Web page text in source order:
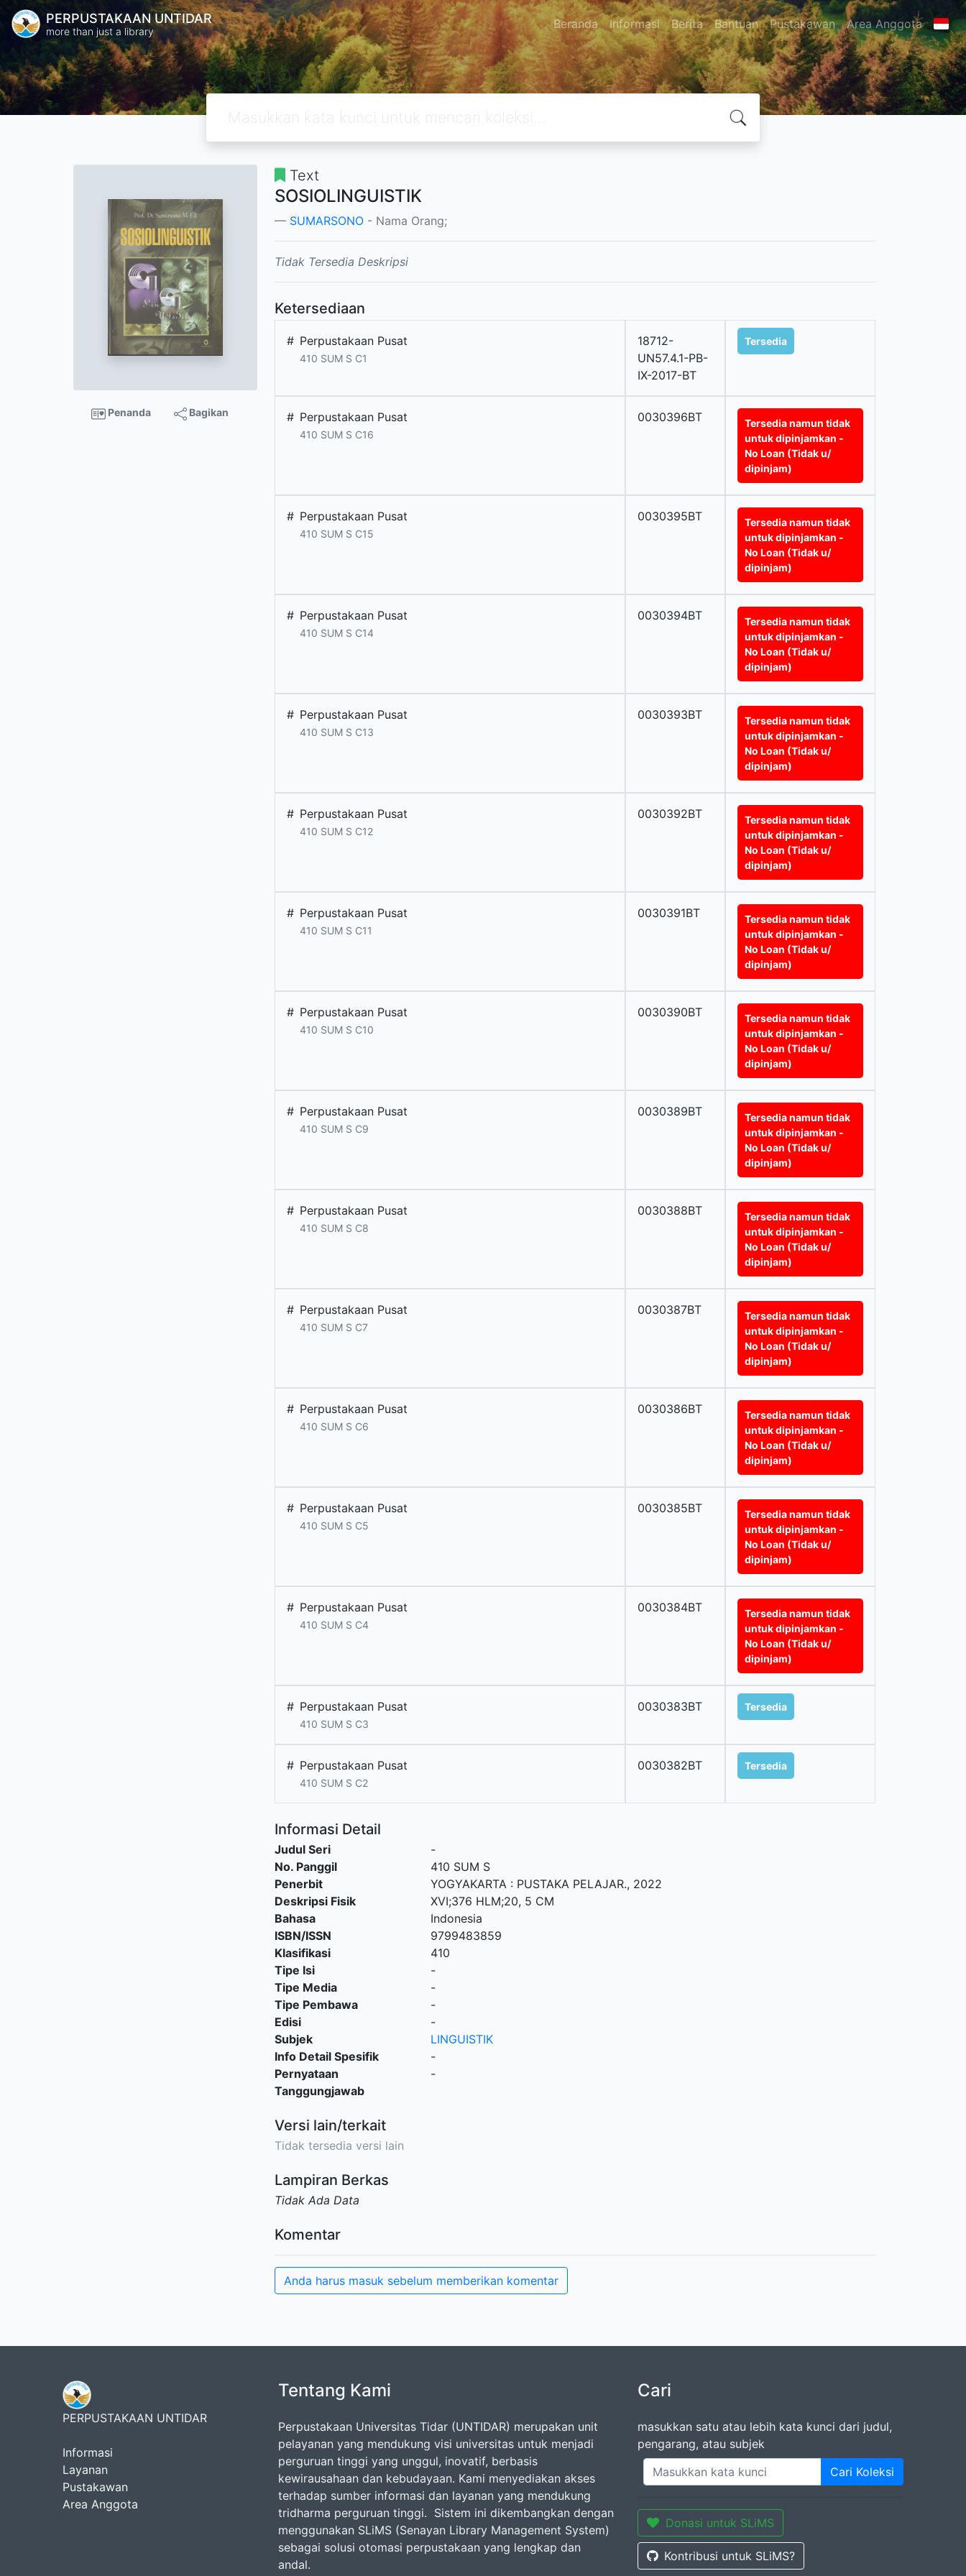
PERPUSTAKAAN UNTIDAR
more than just a library Beranda Informasi Berita Bantuan Pustakawan Area Anggota
Penanda Bagikan
Text
SOSIOLINGUISTIK
SUMARSONO - Nama Orang;
Tidak Tersedia Deskripsi
Ketersediaan
# Perpustakaan Pusat
410 SUM S C1
18712-
UN57.4.1-PB-
IX-2017-BT
Tersedia
# Perpustakaan Pusat
410 SUM S C16
0030396BT
Tersedia namun tidak
untuk dipinjamkan -
No Loan (Tidak u/
dipinjam)
# Perpustakaan Pusat
410 SUM S C15
0030395BT
Tersedia namun tidak
untuk dipinjamkan -
No Loan (Tidak u/
dipinjam)
# Perpustakaan Pusat
410 SUM S C14
0030394BT
Tersedia namun tidak
untuk dipinjamkan -
No Loan (Tidak u/
dipinjam)
# Perpustakaan Pusat
410 SUM S C13
0030393BT
Tersedia namun tidak
untuk dipinjamkan -
No Loan (Tidak u/
dipinjam)
# Perpustakaan Pusat
410 SUM S C12
0030392BT
Tersedia namun tidak
untuk dipinjamkan -
No Loan (Tidak u/
dipinjam)
# Perpustakaan Pusat
410 SUM S C11
0030391BT
Tersedia namun tidak
untuk dipinjamkan -
No Loan (Tidak u/
dipinjam)
# Perpustakaan Pusat
410 SUM S C10
0030390BT
Tersedia namun tidak
untuk dipinjamkan -
No Loan (Tidak u/
dipinjam)
# Perpustakaan Pusat
410 SUM S C9
0030389BT
Tersedia namun tidak
untuk dipinjamkan -
No Loan (Tidak u/
dipinjam)
# Perpustakaan Pusat
410 SUM S C8
0030388BT
Tersedia namun tidak
untuk dipinjamkan -
No Loan (Tidak u/
dipinjam)
# Perpustakaan Pusat
410 SUM S C7
0030387BT
Tersedia namun tidak
untuk dipinjamkan -
No Loan (Tidak u/
dipinjam)
# Perpustakaan Pusat
410 SUM S C6
0030386BT
Tersedia namun tidak
untuk dipinjamkan -
No Loan (Tidak u/
dipinjam)
# Perpustakaan Pusat
410 SUM S C5
0030385BT
Tersedia namun tidak
untuk dipinjamkan -
No Loan (Tidak u/
dipinjam)
# Perpustakaan Pusat
410 SUM S C4
0030384BT
Tersedia namun tidak
untuk dipinjamkan -
No Loan (Tidak u/
dipinjam)
# Perpustakaan Pusat
410 SUM S C3
0030383BT Tersedia
# Perpustakaan Pusat
410 SUM S C2
0030382BT Tersedia
Informasi Detail
Judul Seri
-
No. Panggil
410 SUM S
Penerbit
YOGYAKARTA: PUSTAKA PELAJAR., 2022
Deskripsi Fisik
XVI;376 HLM;20, 5 CM
Bahasa
Indonesia
ISBN/ISSN
9799483859
Klasifikasi
410
Tipe Isi
-
Tipe Media
-
Tipe Pembawa
-
Edisi
-
Subjek
LINGUISTIK
Info Detail Spesifik
-
Pernyataan
Tanggungjawab
-
Versi lain/terkait
Tidak tersedia versi lain
Lampiran Berkas
Tidak Ada Data
Komentar
Anda harus masuk sebelum memberikan komentar
PERPUSTAKAAN UNTIDAR
Informasi
Layanan
Pustakawan
Area Anggota
Tentang Kami
Perpustakaan Universitas Tidar (UNTIDAR) merupakan unit
pelayanan yang mendukung visi universitas untuk menjadi
perguruan tinggi yang unggul, inovatif, berbasis
kewirausahaan dan kebudayaan. Kami menyediakan akses
terhadap sumber informasi dan layanan yang mendukung
tridharma perguruan tinggi. Sistem ini dikembangkan dengan
menggunakan SLiMS (Senayan Library Management System)
sebagai solusi otomasi perpustakaan yang lengkap dan
andal.
Cari
masukkan satu atau lebih kata kunci dari judul,
pengarang, atau subjek
Cari Koleksi
Donasi untuk SLiMS
Kontribusi untuk SLiMS?